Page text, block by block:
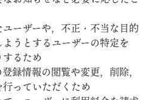
ーザーや，不正・不当な目的
うとするユーザーの特定を
るため
録情報の閲覧や変更，削除，
っていただくため